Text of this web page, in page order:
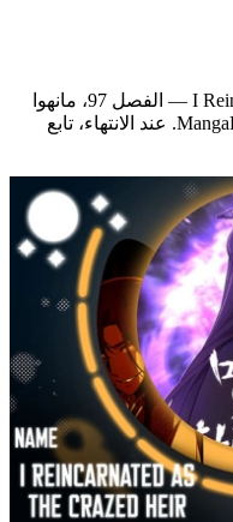
أنت تقرأ I Reincarnated As The Crazed Heir — الفصل 97، مانهوا
عند الانتهاء، تابع